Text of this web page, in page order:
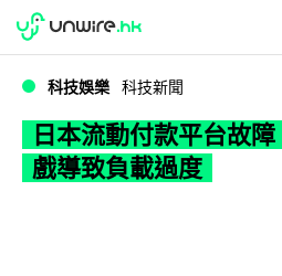
WWDC 2026
科技娛樂 科技新聞
日本流動付款平台故
戲導致負載過度